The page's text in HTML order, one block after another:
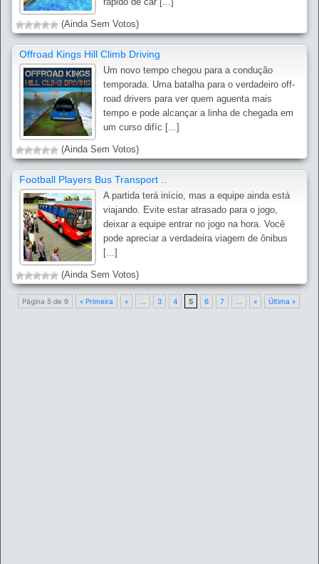
(Ainda Sem Votos)
Offroad Kings Hill Climb Driving
Um novo tempo chegou para a condução
temporada. Uma batalha para o verdadeiro off-
road drivers para ver quem aguenta mais
tempo e pode alcançar a linha de chegada em
um curso difíc [...]
(Ainda Sem Votos)
Football Players Bus Transport ..
A partida terá início, mas a equipe ainda está
viajando. Evite estar atrasado para o jogo,
deixar a equipe entrar no jogo na hora. Você
pode apreciar a verdadeira viagem de ônibus
[...]
(Ainda Sem Votos)
Página 5 de 9 « Primeira « 3 4 5 6 7 » Última »